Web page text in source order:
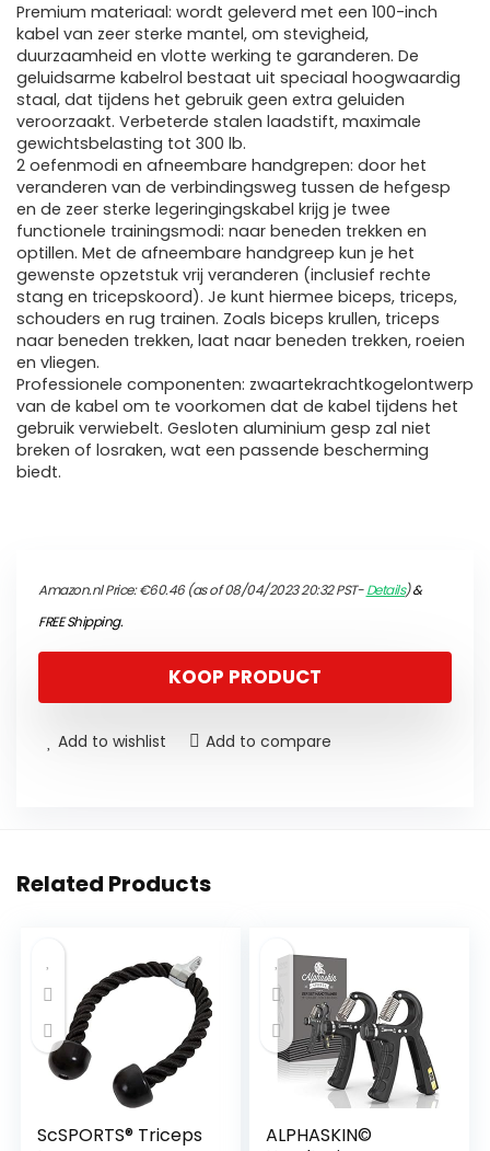
Premium materiaal: wordt geleverd met een 100-inch
kabel van zeer sterke mantel, om stevigheid,
duurzaamheid en vlotte werking te garanderen. De
geluidsarme kabelrol bestaat uit speciaal hoogwaardig
staal, dat tijdens het gebruik geen extra geluiden
veroorzaakt. Verbeterde stalen laadstift, maximale
gewichtsbelasting tot 300 lb.
2 oefenmodi en afneembare handgrepen: door het
veranderen van de verbindingsweg tussen de hefgesp
en de zeer sterke legeringingskabel krijg je twee
functionele trainingsmodi: naar beneden trekken en
optillen. Met de afneembare handgreep kun je het
gewenste opzetstuk vrij veranderen (inclusief rechte
stang en tricepskoord). Je kunt hiermee biceps, triceps,
schouders en rug trainen. Zoals biceps krullen, triceps
naar beneden trekken, laat naar beneden trekken, roeien
en vliegen.
Professionele componenten: zwaartekrachtkogelontwerp
van de kabel om te voorkomen dat de kabel tijdens het
gebruik verwiebelt. Gesloten aluminium gesp zal niet
breken of losraken, wat een passende bescherming
biedt.
Amazon.nl Price:€60.46(as of 08/04/2023 20:32 PST-Details)&
FREE Shipping.
KOOP PRODUCT
Add to wishlist Add to compare
Related Products
ScSPORTS® Triceps
ALPHASKIN©